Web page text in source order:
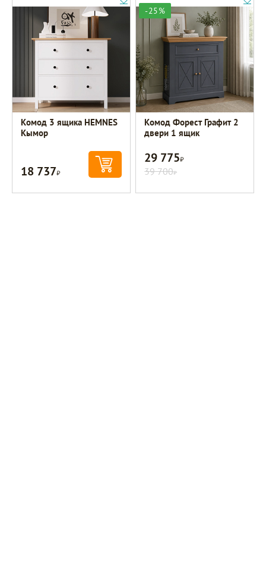
Комод 3 ящика HEMNES
Кымор
18 737Р
-25%
Комод Форест Графит 2
двери 1 ящик
29 775Р
39 700Р